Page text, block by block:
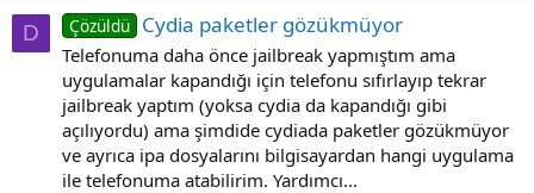
D Çözüldü Cydia paketler gözükmüyor
Telefonuma daha önce jailbreak yapmıştım ama
uygulamalar kapandığı için telefonu sıfırlayıp tekrar
jailbreak yaptım (yoksa cydia da kapandığı gibi
açılıyordu) ama şimdide cydiada paketler gözükmüyor
ve ayrıca ipa dosyalarını bilgisayardan hangi uygulama
ile telefonuma atabilirim. Yardımcı...